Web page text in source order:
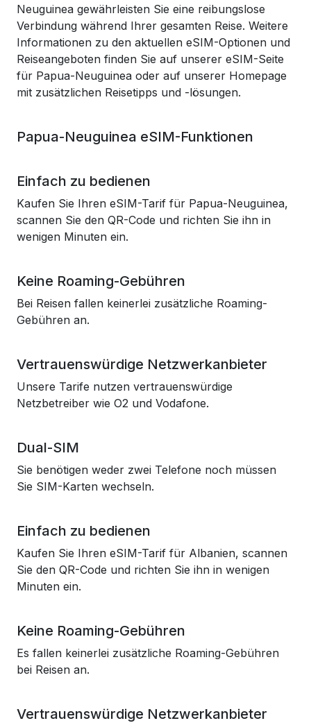
Neuguinea gewährleisten Sie eine reibungslose
Verbindung während Ihrer gesamten Reise. Weitere
Informationen zu den aktuellen eSIM-Optionen und
Reiseangeboten finden Sie auf unserer eSIM-Seite
für Papua-Neuguinea oder auf unserer Homepage
mit zusätzlichen Reisetipps und -lösungen.
Papua-Neuguinea eSIM-Funktionen
Einfach zu bedienen
Kaufen Sie Ihren eSIM-Tarif für Papua-Neuguinea,
scannen Sie den QR-Code und richten Sie ihn in
wenigen Minuten ein.
Keine Roaming-Gebühren
Bei Reisen fallen keinerlei zusätzliche Roaming-
Gebühren an.
Vertrauenswürdige Netzwerkanbieter
Unsere Tarife nutzen vertrauenswürdige
Netzbetreiber wie O2 und Vodafone.
Dual-SIM
Sie benötigen weder zwei Telefone noch müssen
Sie SIM-Karten wechseln.
Einfach zu bedienen
Kaufen Sie Ihren eSIM-Tarif für Albanien, scannen
Sie den QR-Code und richten Sie ihn in wenigen
Minuten ein.
Keine Roaming-Gebühren
Es fallen keinerlei zusätzliche Roaming-Gebühren
bei Reisen an.
Vertrauenswürdige Netzwerkanbieter